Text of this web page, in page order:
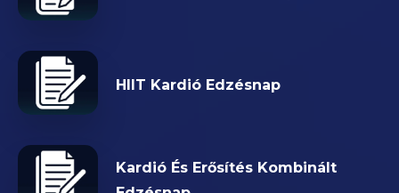
HIIT Kardió Edzésnap
Kardió És Erősítés Kombinált